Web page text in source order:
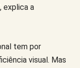
explica a
tem por
visual. Mas